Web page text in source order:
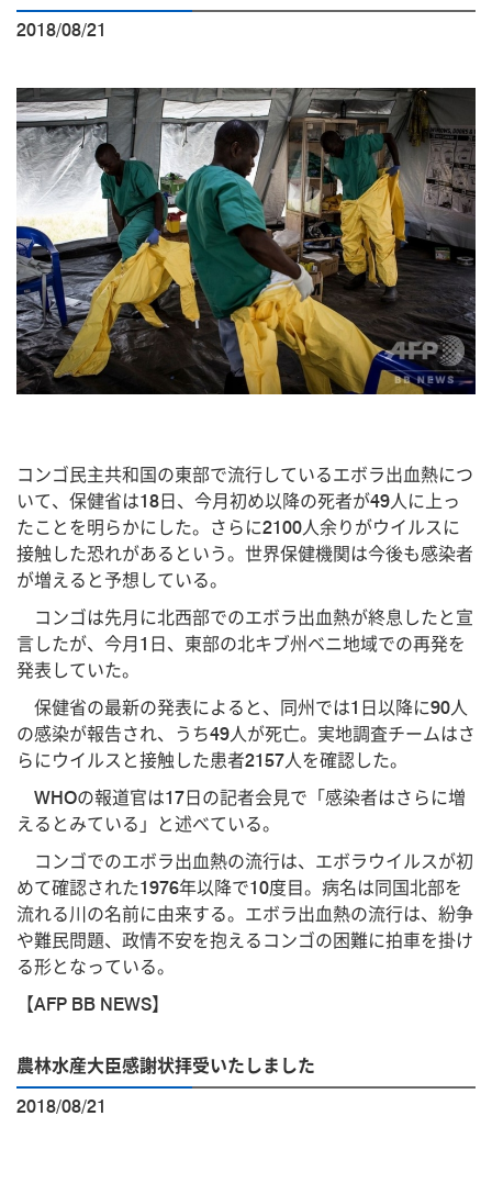
2018/08/21
コンゴ民主共和国の東部で流行しているエボラ出血熱につ
いて、保健省は18日、今月初め以降の死者が49人に上っ
たことを明らかにした。さらに2100人余りがウイルスに
接触した恐れがあるという。世界保健機関は今後も感染者
が増えると予想している。
コンゴは先月に北西部でのエボラ出血熱が終息したと宣
言したが、今月1日、東部の北キブ州ベニ地域での再発を
発表していた。
保健省の最新の発表によると、同州では1日以降に90人
の感染が報告され、うち49人が死亡。実地調査チームはさ
らにウイルスと接触した患者2157人を確認した。
WHOの報道官は17日の記者会見で「感染者はさらに増
えるとみている」と述べている。
コンゴでのエボラ出血熱の流行は、エボラウイルスが初
めて確認された1976年以降で10度目。病名は同国北部を
流れる川の名前に由来する。エボラ出血熱の流行は、紛争
や難民問題、政情不安を抱えるコンゴの困難に拍車を掛け
る形となっている。
【AFP BB NEWS】
農林水産大臣感謝状拝受いたしました
2018/08/21